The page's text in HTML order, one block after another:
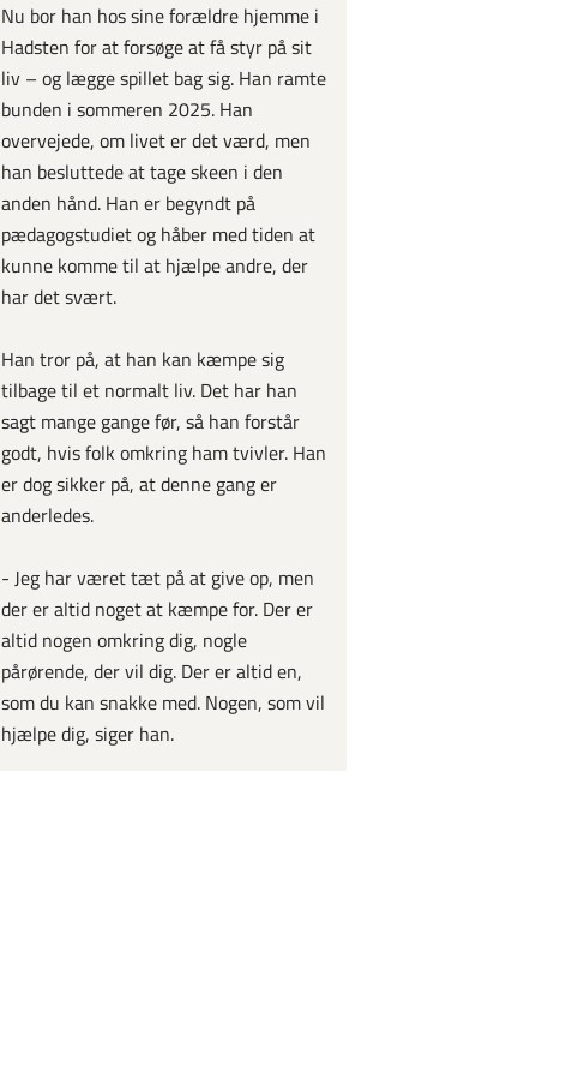
Nu bor han hos sine forældre hjemme i
Hadsten for at forsøge at få styr på sit
liv – og lægge spillet bag sig. Han ramte
bunden i sommeren 2025. Han
overvejede, om livet er det værd, men
han besluttede at tage skeen i den
anden hånd. Han er begyndt på
pædagogstudiet og håber med tiden at
kunne komme til at hjælpe andre, der
har det svært.
Han tror på, at han kan kæmpe sig
tilbage til et normalt liv. Det har han
sagt mange gange før, så han forstår
godt, hvis folk omkring ham tvivler. Han
er dog sikker på, at denne gang er
anderledes.
- Jeg har været tæt på at give op, men
der er altid noget at kæmpe for. Der er
altid nogen omkring dig, nogle
pårørende, der vil dig. Der er altid en,
som du kan snakke med. Nogen, som vil
hjælpe dig, siger han.